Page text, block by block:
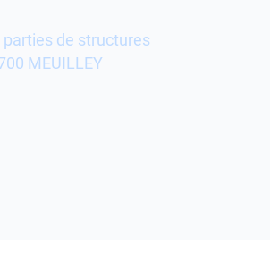
de structures
MEUILLEY